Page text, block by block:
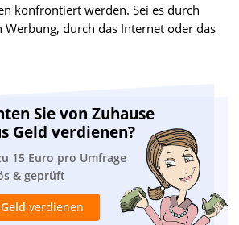
konfrontiert werden. Sei es durch
Werbung, durch das Internet oder das
Sie von Zuhause
Geld verdienen?
15 Euro pro Umfrage
& geprüft
Geld verdienen